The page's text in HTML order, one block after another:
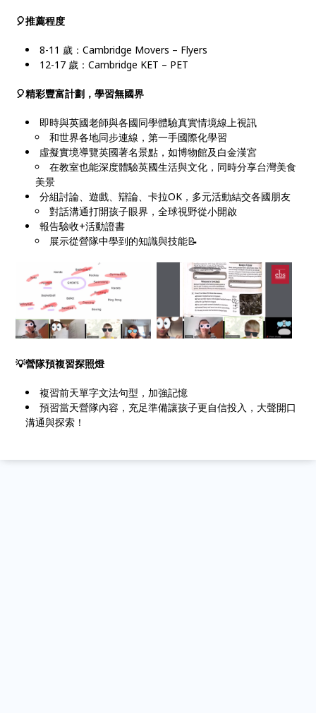
🎈推薦程度
8-11 歲：Cambridge Movers – Flyers
12-17 歲：Cambridge KET – PET
🎈精彩豐富計劃，學習無國界
即時與英國老師與各國同學體驗真實情境線上視訊
和世界各地同步連線，第一手國際化學習
虛擬實境導覽英國著名景點，如博物館及白金漢宮
在教室也能深度體驗英國生活與文化，同時分享台灣美食
美景
分組討論、遊戲、辯論、卡拉OK，多元活動結交各國朋友
對話溝通打開孩子眼界，全球視野從小開啟
報告驗收+活動證書
展示從營隊中學到的知識與技能📝
💡營隊預複習探照燈
複習前天單字文法句型，加強記憶
預習當天營隊內容，充足準備讓孩子更自信投入，大聲開口
溝通與探索！